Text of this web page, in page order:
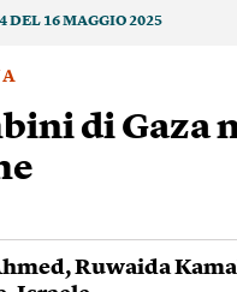
DEL 16 MAGGIO 2025
di Gaza
,Ruwaida